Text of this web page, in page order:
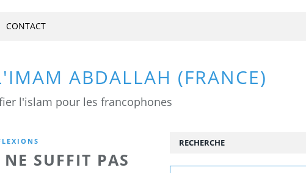
ABDALLAH (FRANCE)
l'islam pour les francophones
CONTACT
SUFFIT PAS
RECHERCHE